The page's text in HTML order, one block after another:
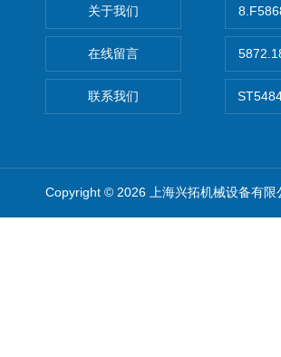
关于我们
在线留言
联系我们
Copyright © 2026 上海兴拓机械设备有限